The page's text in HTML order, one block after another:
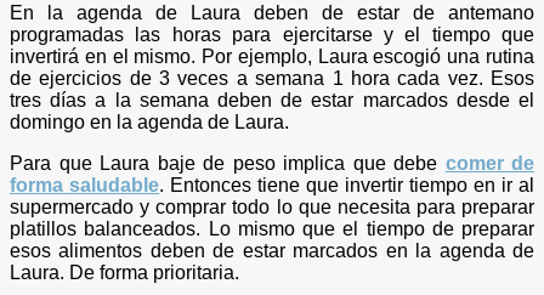
En la agenda de Laura deben de estar de antemano
programadas las horas para ejercitarse y el tiempo que
invertirá en el mismo. Por ejemplo, Laura escogió una rutina
de ejercicios de 3 veces a semana 1 hora cada vez. Esos
tres días a la semana deben de estar marcados desde el
domingo en la agenda de Laura.
Para que Laura baje de peso implica que debe comer de
forma saludable. Entonces tiene que invertir tiempo en ir al
supermercado y comprar todo lo que necesita para preparar
platillos balanceados. Lo mismo que el tiempo de preparar
esos alimentos deben de estar marcados en la agenda de
Laura. De forma prioritaria.